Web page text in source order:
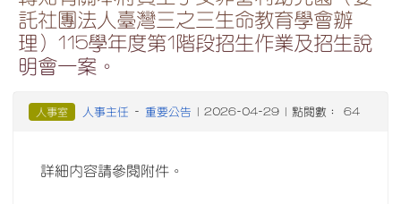
託社團法人臺灣三之三生命教育學會辦
理）115學年度第1階段招生作業及招生說
明會一案。
人事室 人事主任 - 重要公告 | 2026-04-29 | 點閱數： 64
詳細內容請參閱附件。